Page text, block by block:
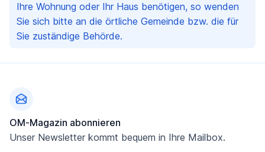
Ihre Wohnung oder Ihr Haus benötigen, so wenden
Sie sich bitte an die örtliche Gemeinde bzw. die für
Sie zuständige Behörde.
OM-Magazin abonnieren
Unser Newsletter kommt bequem in Ihre Mailbox.